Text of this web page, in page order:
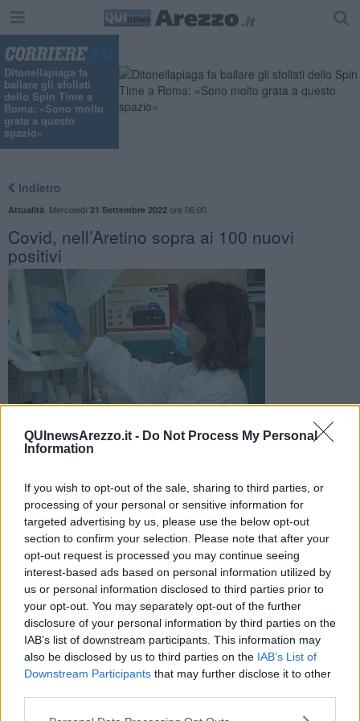
QUInewsArezzo.it - Do Not Process My Personal
Information
If you wish to opt-out of the sale, sharing to third parties, or
processing of your personal or sensitive information for
targeted advertising by us, please use the below opt-out
section to confirm your selection. Please note that after your
opt-out request is processed you may continue seeing
interest-based ads based on personal information utilized by
us or personal information disclosed to third parties prior to
your opt-out. You may separately opt-out of the further
disclosure of your personal information by third parties on the
IAB’s list of downstream participants. This information may
also be disclosed by us to third parties on the IAB’s List of
Downstream Participants that may further disclose it to other
Ditonellapiaga fa
ballare gli sfollati
dello Spin Time a
Roma: «Sono molto
grata a questo
spazio»
Indietro
Attualità Mercoledì 21 Settembre 2022ore 06:00
Covid, nell’Aretino sopra ai 100 nuovi
positivi
Il dato dalle anticipazioni del presidente della Regione
AREZZO E PROVINCIA —Sono 133 i nuovi casi Covid rilevati in
provincia di Arezzo nelle ultime 24 ore, il giorno precedente erano
invece stati 263. Tasso di positività a 39,48.
Le anticipazioni sul contagio arrivano dal bollettino regionale
quotidiano e dal presidente della Regione Eugenio Giani.
Nella Asl Toscana sud est il quadro è questo: nell'Aretino 218